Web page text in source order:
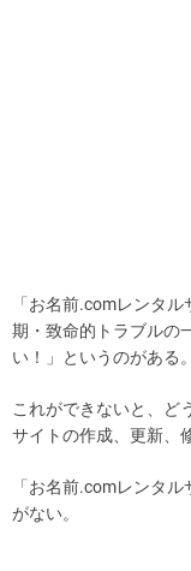
「お名前.comレンタ
期・致命的トラブルの
い！」というのがある。
これができないと、ど
サイトの作成、更新、
「お名前.comレンタ
がない。